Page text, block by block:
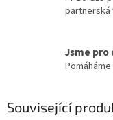
partnerská
Jsme pro
Související